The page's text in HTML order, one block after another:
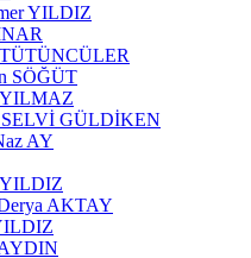
YILDIZ
SÖĞÜT
YILMAZ
SELVİ GÜLDİKEN
AY
YILDIZ
AKTAY